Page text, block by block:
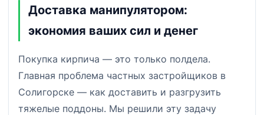
Доставка манипулятором:
экономия ваших сил и денег
Покупка кирпича — это только полдела.
Главная проблема частных застройщиков в
Солигорске — как доставить и разгрузить
тяжелые поддоны. Мы решили эту задачу